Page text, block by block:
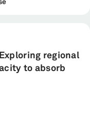
regional
to absorb